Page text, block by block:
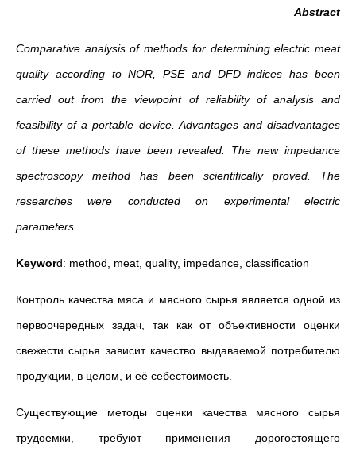
Abstract
Comparative analysis of methods for determining electric meat
quality according to NOR, PSE and DFD indices has been
carried out from the viewpoint of reliability of analysis and
feasibility of a portable device. Advantages and disadvantages
of these methods have been revealed. The new impedance
spectroscopy method has been scientifically proved. The
researches were conducted on experimental electric
parameters.
Keyword: method, meat, quality, impedance, classification
Контроль качества мяса и мясного сырья является одной из
первоочередных задач, так как от объективности оценки
свежести сырья зависит качество выдаваемой потребителю
продукции, в целом, и её себестоимость.
Существующие методы оценки качества мясного сырья
трудоемки, требуют применения дорогостоящего